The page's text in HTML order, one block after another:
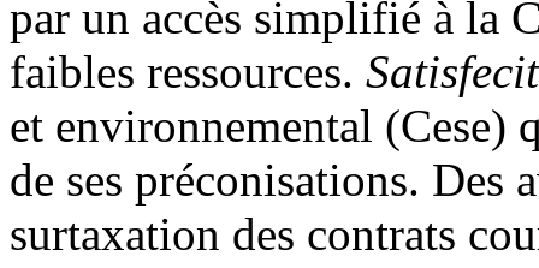
par un accès simplifié à la
faibles ressources. Satisfecit
et environnemental (Cese)
de ses préconisations. Des
surtaxation des contrats